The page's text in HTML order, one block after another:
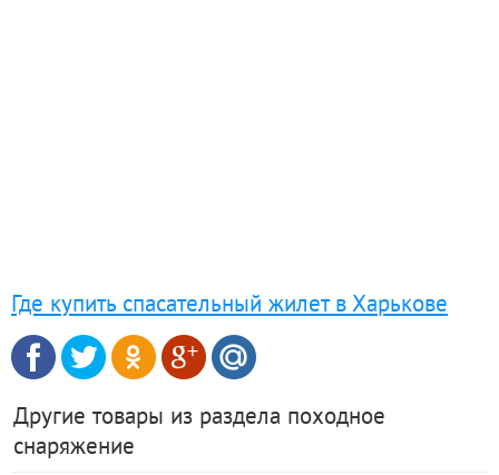
Где купить спасательный жилет в Харькове
Другие товары из раздела походное
снаряжение